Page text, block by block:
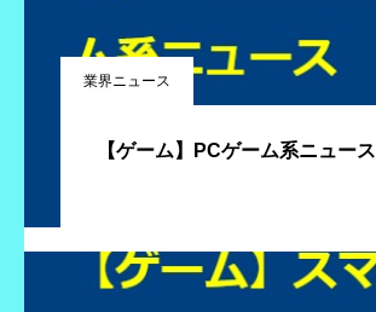
業界ニュース
【ゲーム】PCゲーム系ニュース